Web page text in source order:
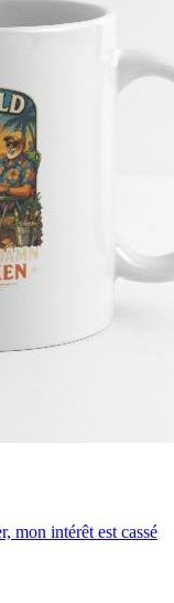
mon intérêt est cassé